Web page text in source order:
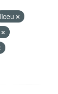
liceu